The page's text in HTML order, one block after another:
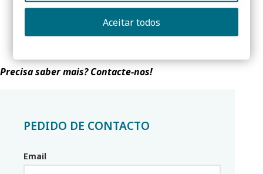
Precisa saber mais? Contacte-nos!
PEDIDO DE CONTACTO
Email
Aceitar todos